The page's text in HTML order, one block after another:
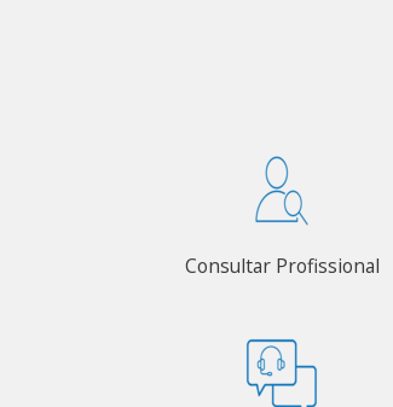
Consultar Profissional